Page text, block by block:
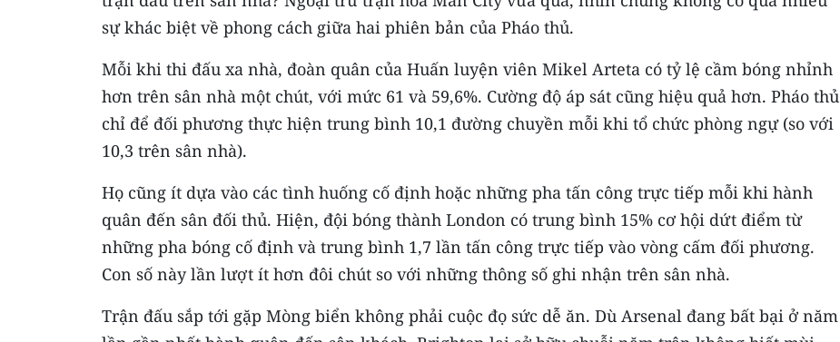
sự khác biệt về phong cách giữa hai phiên bản của Pháo thủ.
Mỗi khi thi đấu xa nhà, đoàn quân của Huấn luyện viên Mikel Arteta có tỷ lệ cầm bóng nhỉnh
hơn trên sân nhà một chút, với mức 61 và 59,6%. Cường độ áp sát cũng hiệu quả hơn. Pháo thủ
chỉ để đối phương thực hiện trung bình 10,1 đường chuyền mỗi khi tổ chức phòng ngự (so với
10,3 trên sân nhà).
Họ cũng ít dựa vào các tình huống cố định hoặc những pha tấn công trực tiếp mỗi khi hành
quân đến sân đối thủ. Hiện, đội bóng thành London có trung bình 15% cơ hội dứt điểm từ
những pha bóng cố định và trung bình 1,7 lần tấn công trực tiếp vào vòng cấm đối phương.
Con số này lần lượt ít hơn đôi chút so với những thông số ghi nhận trên sân nhà.
Trận đấu sắp tới gặp Mòng biển không phải cuộc đọ sức dễ ăn. Dù Arsenal đang bất bại ở năm